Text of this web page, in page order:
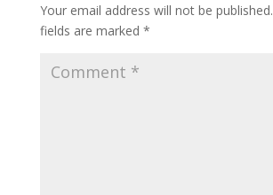
Your email address will not be published.
fields are marked *